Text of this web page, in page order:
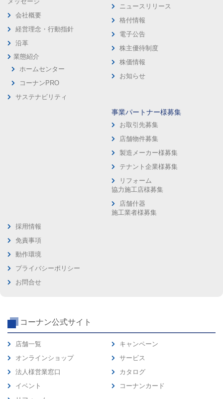
会社概要
経営理念・行動指針
沿革
業態紹介
ホームセンター
コーナンPRO
サステナビリティ
ニュースリリース
格付情報
電子公告
株主優待制度
株価情報
お知らせ
事業パートナー様募集
お取引先募集
店舗物件募集
製造メーカー様募集
テナント企業様募集
リフォーム
協力施工店様募集
店舗什器
施工業者様募集
採用情報
免責事項
動作環境
プライバシーポリシー
お問合せ
コーナン公式サイト
店舗一覧
オンラインショップ
法人様営業窓口
イベント
キャンペーン
サービス
カタログ
コーナンカード